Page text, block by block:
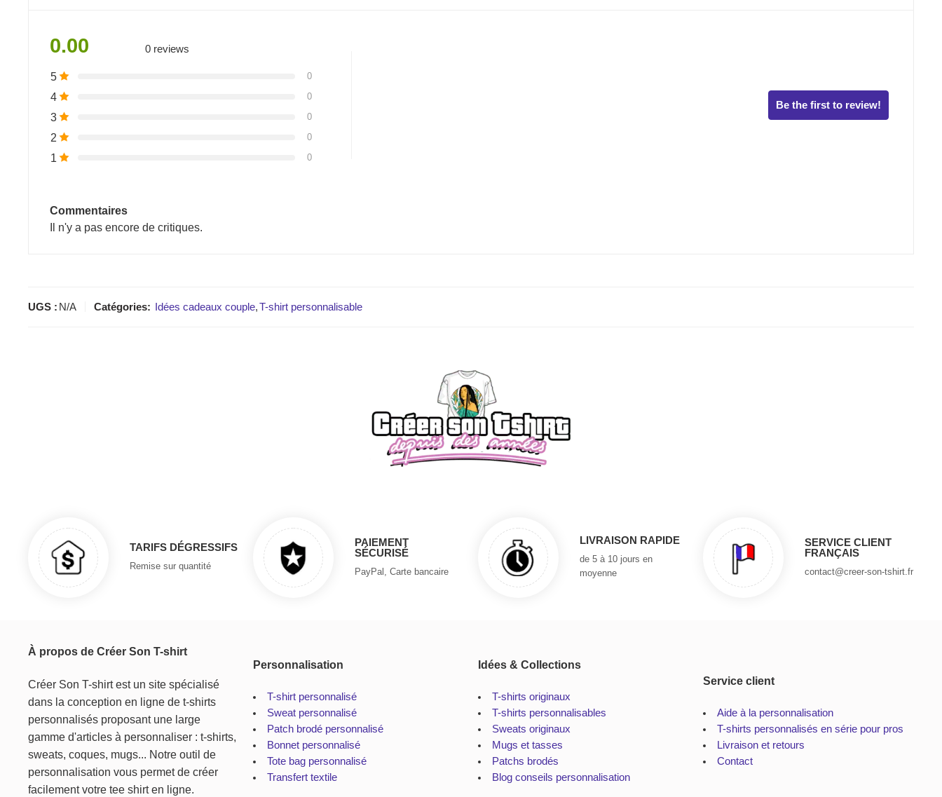
0.00 0 reviews
5 0
4 0
3 0
2 0
1 0
Be the first to review!
Commentaires
Il n'y a pas encore de critiques.
UGS : N/A Catégories: Idées cadeaux couple,T-shirt personnalisable
TARIFS DÉGRESSIFS
Remise sur quantité
PAIEMENT
SÉCURISÉ
PayPal, Carte bancaire
LIVRAISON RAPIDE
de 5 à 10 jours en
moyenne
SERVICE CLIENT
FRANÇAIS
contact@creer-son-tshirt.fr
À propos de Créer Son T-shirt
Créer Son T-shirt est un site spécialisé
dans la conception en ligne de t-shirts
personnalisés proposant une large
gamme d'articles à personnaliser : t-shirts,
sweats, coques, mugs... Notre outil de
personnalisation vous permet de créer
facilement votre tee shirt en ligne.
Personnalisation
T-shirt personnalisé
Sweat personnalisé
Patch brodé personnalisé
Bonnet personnalisé
Tote bag personnalisé
Transfert textile
Idées & Collections
T-shirts originaux
T-shirts personnalisables
Sweats originaux
Mugs et tasses
Patchs brodés
Blog conseils personnalisation
Service client
Aide à la personnalisation
T-shirts personnalisés en série pour pros
Livraison et retours
Contact